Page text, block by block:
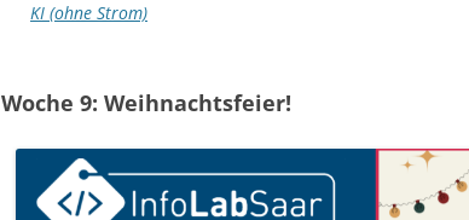
KI (ohne Strom)
Woche 9: Weihnachtsfeier!